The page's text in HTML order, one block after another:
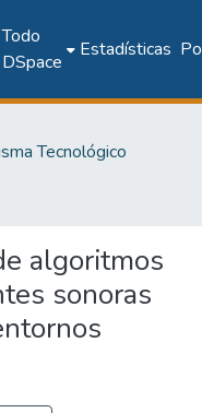
Todo
DSpace
Estadísticas
Tecnológico
algoritmos
sonoras